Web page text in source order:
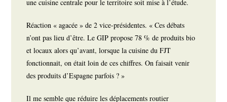
une cuisine centrale pour le territoire soit mise à l’étude.
Réaction « agacée » de 2 vice-présidentes. « Ces débats
n’ont pas lieu d’être. Le GIP propose 78 % de produits bio
et locaux alors qu’avant, lorsque la cuisine du FJT
fonctionnait, on était loin de ces chiffres. On faisait venir
des produits d’Espagne parfois ? »
Il me semble que réduire les déplacements routier